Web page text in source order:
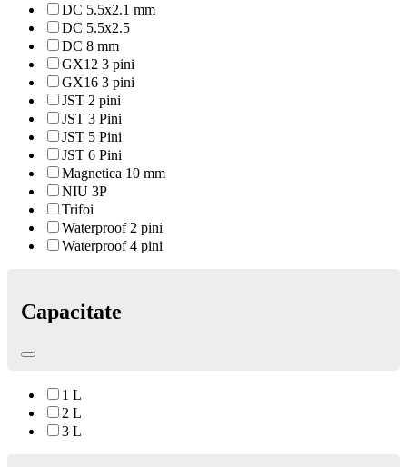
DC 5.5x2.1 mm
DC 5.5x2.5
DC 8 mm
GX12 3 pini
GX16 3 pini
JST 2 pini
JST 3 Pini
JST 5 Pini
JST 6 Pini
Magnetica 10 mm
NIU 3P
Trifoi
Waterproof 2 pini
Waterproof 4 pini
Capacitate
1 L
2 L
3 L